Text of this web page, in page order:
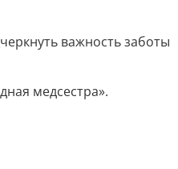
важность заботы
медсестра».